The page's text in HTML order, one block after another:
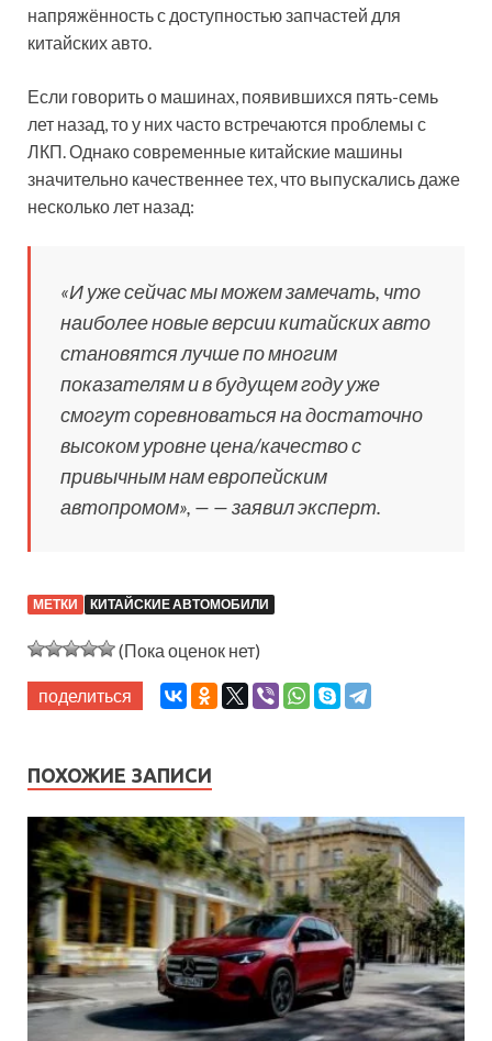
напряжённость с доступностью запчастей для
китайских авто.
Если говорить о машинах, появившихся пять-семь
лет назад, то у них часто встречаются проблемы с
ЛКП. Однако современные китайские машины
значительно качественнее тех, что выпускались даже
несколько лет назад:
«И уже сейчас мы можем замечать, что
наиболее новые версии китайских авто
становятся лучше по многим
показателям и в будущем году уже
смогут соревноваться на достаточно
высоком уровне цена/качество с
привычным нам европейским
автопромом», — — заявил эксперт.
МЕТКИ КИТАЙСКИЕ АВТОМОБИЛИ
(Пока оценок нет)
поделиться
ПОХОЖИЕ ЗАПИСИ